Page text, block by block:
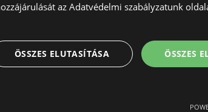
az Adatvédelmi szabályzatunk
ÖSSZES
ÖSSZES ELUTASÍTÁSA